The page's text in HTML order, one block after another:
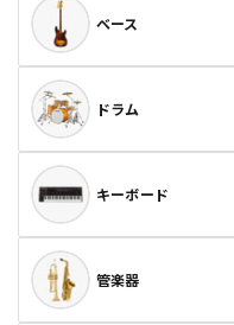
ベース
ドラム
キーボード
管楽器